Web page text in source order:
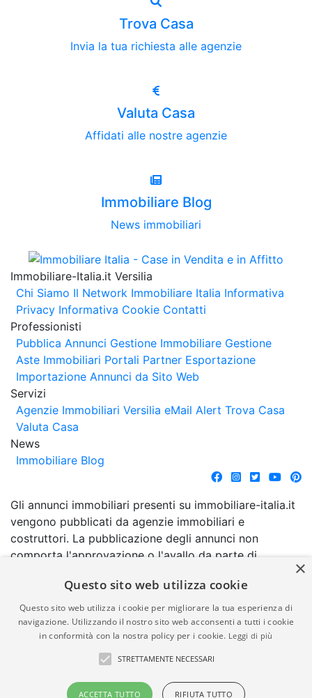
Trova Casa
Invia la tua richiesta alle agenzie
Valuta Casa
Affidati alle nostre agenzie
Immobiliare Blog
News immobiliari
Immobiliare-Italia.it Versilia
Chi Siamo Il Network Immobiliare Italia Informativa
Privacy Informativa Cookie Contatti
Professionisti
Pubblica Annunci Gestione Immobiliare Gestione
Aste Immobiliari Portali Partner Esportazione
Importazione Annunci da Sito Web
Servizi
Agenzie Immobiliari Versilia eMail Alert Trova Casa
Valuta Casa
News
Immobiliare Blog
Gli annunci immobiliari presenti su immobiliare-italia.it
vengono pubblicati da agenzie immobiliari e
costruttori. La pubblicazione degli annunci non
comporta l'approvazione o l'avallo da parte di
garanzia da parte di quest'ultima. immobiliare-italia.it
quindi non è responsabile della veridicità, della
correttezza, della completezza, della normativa in
materia di privacy e/o di alcun altro aspetto dei
suddetti annunci.
© Copyright 2007 - 2026
Powered by
×
Questo sito web utilizza cookie
Questo sito web utilizza i cookie per migliorare la tua esperienza di
navigazione. Utilizzando il nostro sito web acconsenti a tutti i cookie
in conformità con la nostra policy per i cookie. Leggi di più
STRETTAMENTE NECESSARI
ACCETTA TUTTO RIFIUTA TUTTO